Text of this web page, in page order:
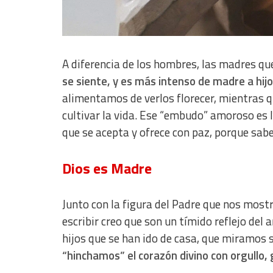
A diferencia de los hombres, las madres
se siente, y es más intenso de madre a
alimentamos de verlos florecer, mientras
cultivar la vida. Ese “embudo” amoroso
que se acepta y ofrece con paz, porque
Dios es Madre
Junto con la figura del Padre que nos
escribir creo que son un tímido reflejo del
hijos que se han ido de casa, que
“hinchamos” el corazón divino con
Use limited data to select content
Identify devices based on information actively requested
Non-IAB processing purposes: